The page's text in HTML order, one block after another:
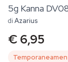
5g Kanna
di Azarius
€ 6,95